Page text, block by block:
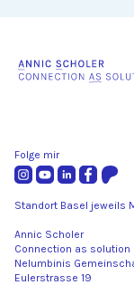
Folge mir
Standort Basel jeweils
Annic Scholer
Connection as solution
Nelumbinis
Eulerstrasse 19